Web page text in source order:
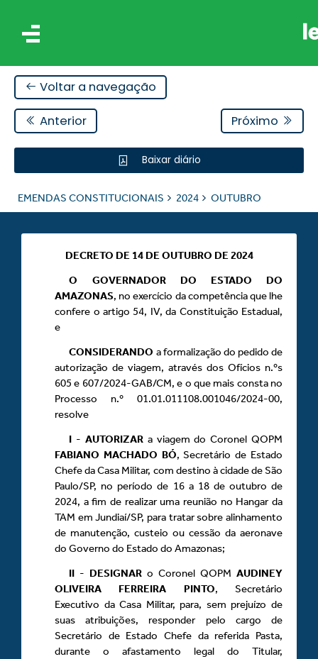
Voltar a navegação
Anterior Próximo
Baixar diário
EMENDAS CONSTITUCIONAIS 2024 OUTUBRO
DECRETO DE 14 DE OUTUBRO DE 2024
O GOVERNADOR DO ESTADO DO
AMAZONAS, no exercício da competência que lhe
confere o artigo 54, IV, da Constituição Estadual,
e
CONSIDERANDO a formalização do pedido de
autorização de viagem, através dos Ofícios n.ºs
605 e 607/2024-GAB/CM, e o que mais consta no
Processo n.º 01.01.011108.001046/2024-00,
resolve
I -AUTORIZAR a viagem do Coronel QOPM
FABIANO MACHADO BÓ, Secretário de Estado
Chefe da Casa Militar, com destino à cidade de São
Paulo/SP, no período de 16 a 18 de outubro de
2024, a fim de realizar uma reunião no Hangar da
TAM em Jundiaí/SP, para tratar sobre alinhamento
de manutenção, custeio ou cessão da aeronave
do Governo do Estado do Amazonas;
II - DESIGNAR o Coronel QOPMAUDINEY
OLIVEIRA FERREIRA PINTO, Secretário
Executivo da Casa Militar, para, sem prejuízo de
suas atribuições, responder pelo cargo de
Secretário de Estado Chefe da referida Pasta,
durante o afastamento legal do Titular,